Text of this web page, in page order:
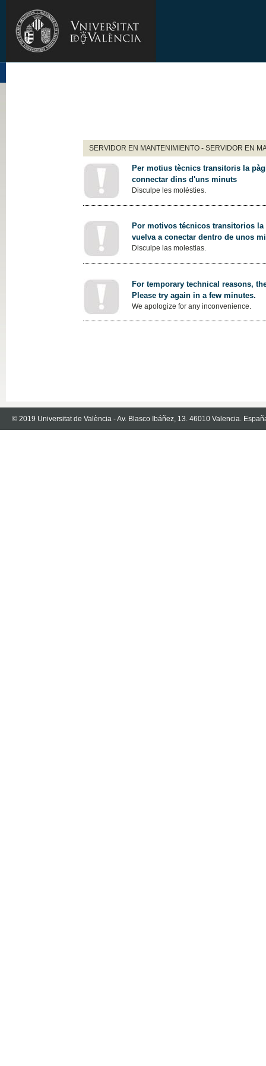
SERVIDOR EN MANTENIMIENTO - SERVIDOR EN
Per motius tècnics transitoris la
connectar dins d'uns minuts
Disculpe les molèsties.
Por motivos técnicos transitorios
vuelva a conectar dentro de unos
Disculpe las molestias.
For temporary technical reasons,
Please try again in a few minutes.
We apologize for any inconvenience.
© 2019 Universitat de València - Av. Blasco Ibáñez, 13. 46010 Valencia.